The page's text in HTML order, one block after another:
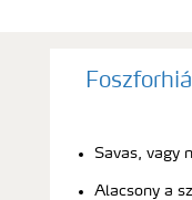
Savas, vagy
Alacsony a